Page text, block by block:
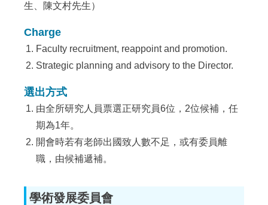
生、陳文村先生）
Charge
Faculty recruitment, reappoint and promotion.
Strategic planning and advisory to the Director.
選出方式
由全所研究人員票選正研究員6位，2位候補，任
期為1年。
開會時若有老師出國致人數不足，或有委員離
職，由候補遞補。
學術發展委員會